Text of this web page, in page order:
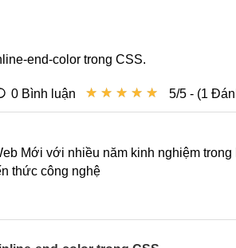
end-color trong CSS.
★ ★ ★ ★ ★
★ ★ ★ ★ ★ 5/5 - (1
0 Bình luận
Mới với nhiều năm kinh nghiệm trong
thức công nghệ